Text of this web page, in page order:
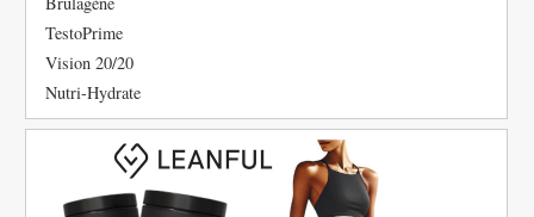
TestoPrime
Vision 20/20
Nutri-Hydrate